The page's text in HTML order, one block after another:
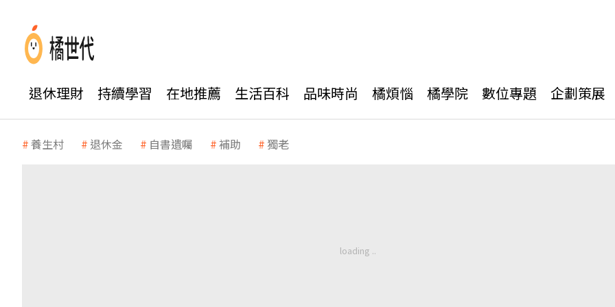
退休理財 持續學習 在地推薦 生活百科 品味時尚 橘煩惱 橘學院 數位專題 企劃策展
養生村 退休金 自書遺囑 補助 獨老